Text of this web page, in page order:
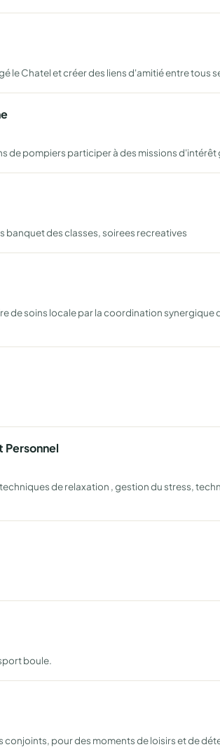
le Chatel et créer des liens d'amitié entre tous
de pompiers participer à des missions d'intérêt
banquet des classes, soirees recreatives
de soins locale par la coordination
de relaxation , gestion du stress,
boule.
conjoints, pour des moments de loisirs et de